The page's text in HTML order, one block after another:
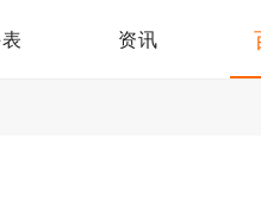
资讯